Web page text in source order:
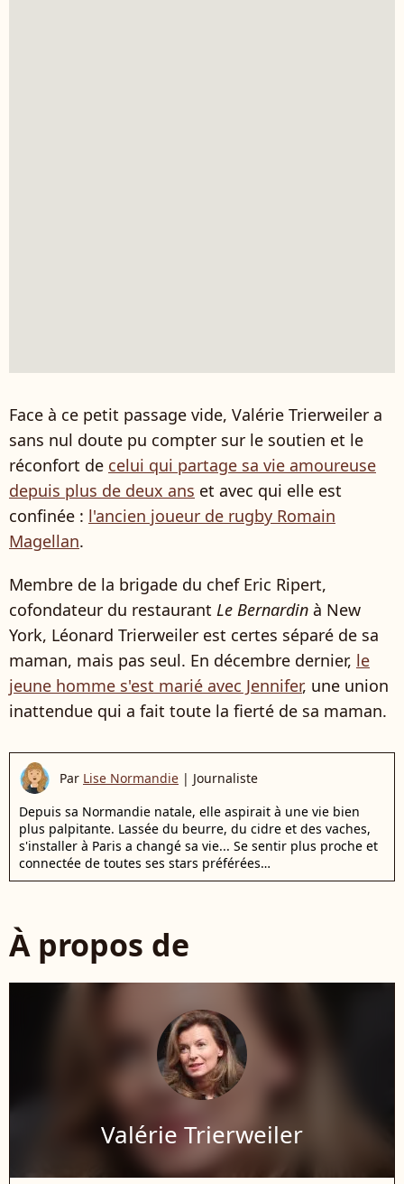
Face à ce petit passage vide, Valérie Trierweiler a
sans nul doute pu compter sur le soutien et le
réconfort de celui qui partage sa vie amoureuse
depuis plus de deux ans et avec qui elle est
confinée : l'ancien joueur de rugby Romain
Magellan.
Membre de la brigade du chef Eric Ripert,
cofondateur du restaurant Le Bernardin à New
York, Léonard Trierweiler est certes séparé de sa
maman, mais pas seul. En décembre dernier, le
jeune homme s'est marié avec Jennifer, une union
inattendue qui a fait toute la fierté de sa maman.
Par Lise Normandie | Journaliste
Depuis sa Normandie natale, elle aspirait à une vie bien
plus palpitante. Lassée du beurre, du cidre et des vaches,
s'installer à Paris a changé sa vie... Se sentir plus proche et
connectée de toutes ses stars préférées…
À propos de
Valérie Trierweiler